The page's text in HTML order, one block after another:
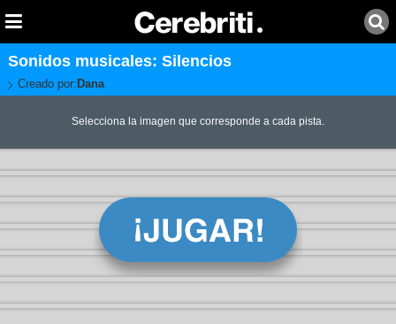
Sonidos musicales: Silencios
Creado por: Dana
Selecciona la imagen que corresponde a cada pista.